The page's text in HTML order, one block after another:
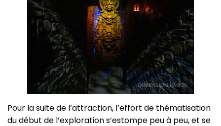
Pour la suite de l’attraction, l’effort de thématisation
du début de l’exploration s’estompe peu à peu, et se